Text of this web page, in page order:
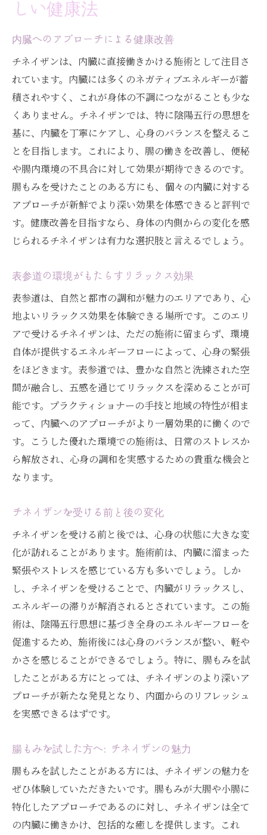
しい健康法
内臓へのアプローチによる健康改善
チネイザンは、内臓に直接働きかける施術として注目さ
れています。内臓には多くのネガティブエネルギーが蓄
積されやすく、これが身体の不調につながることも少な
くありません。チネイザンでは、特に陰陽五行の思想を
基に、内臓を丁寧にケアし、心身のバランスを整えるこ
とを目指します。これにより、腸の働きを改善し、便秘
や腸内環境の不具合に対して効果が期待できるのです。
腸もみを受けたことのある方にも、個々の内臓に対する
アプローチが新鮮でより深い効果を体感できると評判で
す。健康改善を目指すなら、身体の内側からの変化を感
じられるチネイザンは有力な選択肢と言えるでしょう。
表参道の環境がもたらすリラックス効果
表参道は、自然と都市の調和が魅力のエリアであり、心
地よいリラックス効果を体験できる場所です。このエリ
アで受けるチネイザンは、ただの施術に留まらず、環境
自体が提供するエネルギーフローによって、心身の緊張
をほどきます。表参道では、豊かな自然と洗練された空
間が融合し、五感を通じてリラックスを深めることが可
能です。プラクティショナーの手技と地域の特性が相ま
って、内臓へのアプローチがより一層効果的に働くので
す。こうした優れた環境での施術は、日常のストレスか
ら解放され、心身の調和を実感するための貴重な機会と
なります。
チネイザンを受ける前と後の変化
チネイザンを受ける前と後では、心身の状態に大きな変
化が訪れることがあります。施術前は、内臓に溜まった
緊張やストレスを感じている方も多いでしょう。しか
し、チネイザンを受けることで、内臓がリラックスし、
エネルギーの滞りが解消されるとされています。この施
術は、陰陽五行思想に基づき全身のエネルギーフローを
促進するため、施術後には心身のバランスが整い、軽や
かさを感じることができるでしょう。特に、腸もみを試
したことがある方にとっては、チネイザンのより深いア
プローチが新たな発見となり、内面からのリフレッシュ
を実感できるはずです。
腸もみを試した方へ: チネイザンの魅力
腸もみを試したことがある方には、チネイザンの魅力を
ぜひ体験していただきたいです。腸もみが大腸や小腸に
特化したアプローチであるのに対し、チネイザンは全て
の内臓に働きかけ、包括的な癒しを提供します。これ